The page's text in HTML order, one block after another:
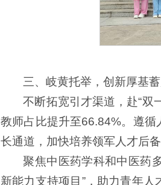
三、岐黄托举，创新厚基
不断拓宽引才渠道，赴“双
教师占比提升至66.84%。遵
长通道，加快培养领军人才后备
聚焦中医药学科和中医药
新能力支持项目”，助力青年